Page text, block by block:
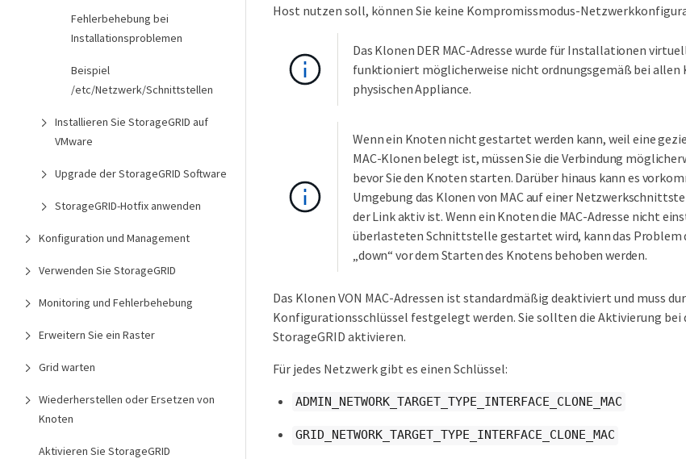
Fehlerbehebung bei
Installationsproblemen
Beispiel
/etc/Netzwerk/Schnittstellen
Installieren Sie StorageGRID auf
VMware
Upgrade der StorageGRID Software
StorageGRID-Hotfix anwenden
Konfiguration und Management
Verwenden Sie StorageGRID
Monitoring und Fehlerbehebung
Erweitern Sie ein Raster
Grid warten
Wiederherstellen oder Ersetzen von
Knoten
Aktivieren Sie StorageGRID
Host nutzen soll, können Sie keine Kompromissmodus-
Das Klonen DER MAC-Adresse wurde für Installationen
funktioniert möglicherweise nicht ordnungsgemäß bei allen
physischen Appliance.
Wenn ein Knoten nicht gestartet werden kann, weil eine
MAC-Klonen belegt ist, müssen Sie die Verbindung
bevor Sie den Knoten starten. Darüber hinaus kann es
Umgebung das Klonen von MAC auf einer
der Link aktiv ist. Wenn ein Knoten die MAC-Adresse nicht
überlasteten Schnittstelle gestartet wird, kann das Problem
„down“ vor dem Starten des Knotens behoben werden.
Das Klonen VON MAC-Adressen ist standardmäßig deaktiviert und muss
Konfigurationsschlüssel festgelegt werden. Sie sollten die Aktivierung
StorageGRID aktivieren.
Für jedes Netzwerk gibt es einen Schlüssel:
ADMIN_NETWORK_TARGET_TYPE_INTERFACE_CLONE_MAC
GRID_NETWORK_TARGET_TYPE_INTERFACE_CLONE_MAC